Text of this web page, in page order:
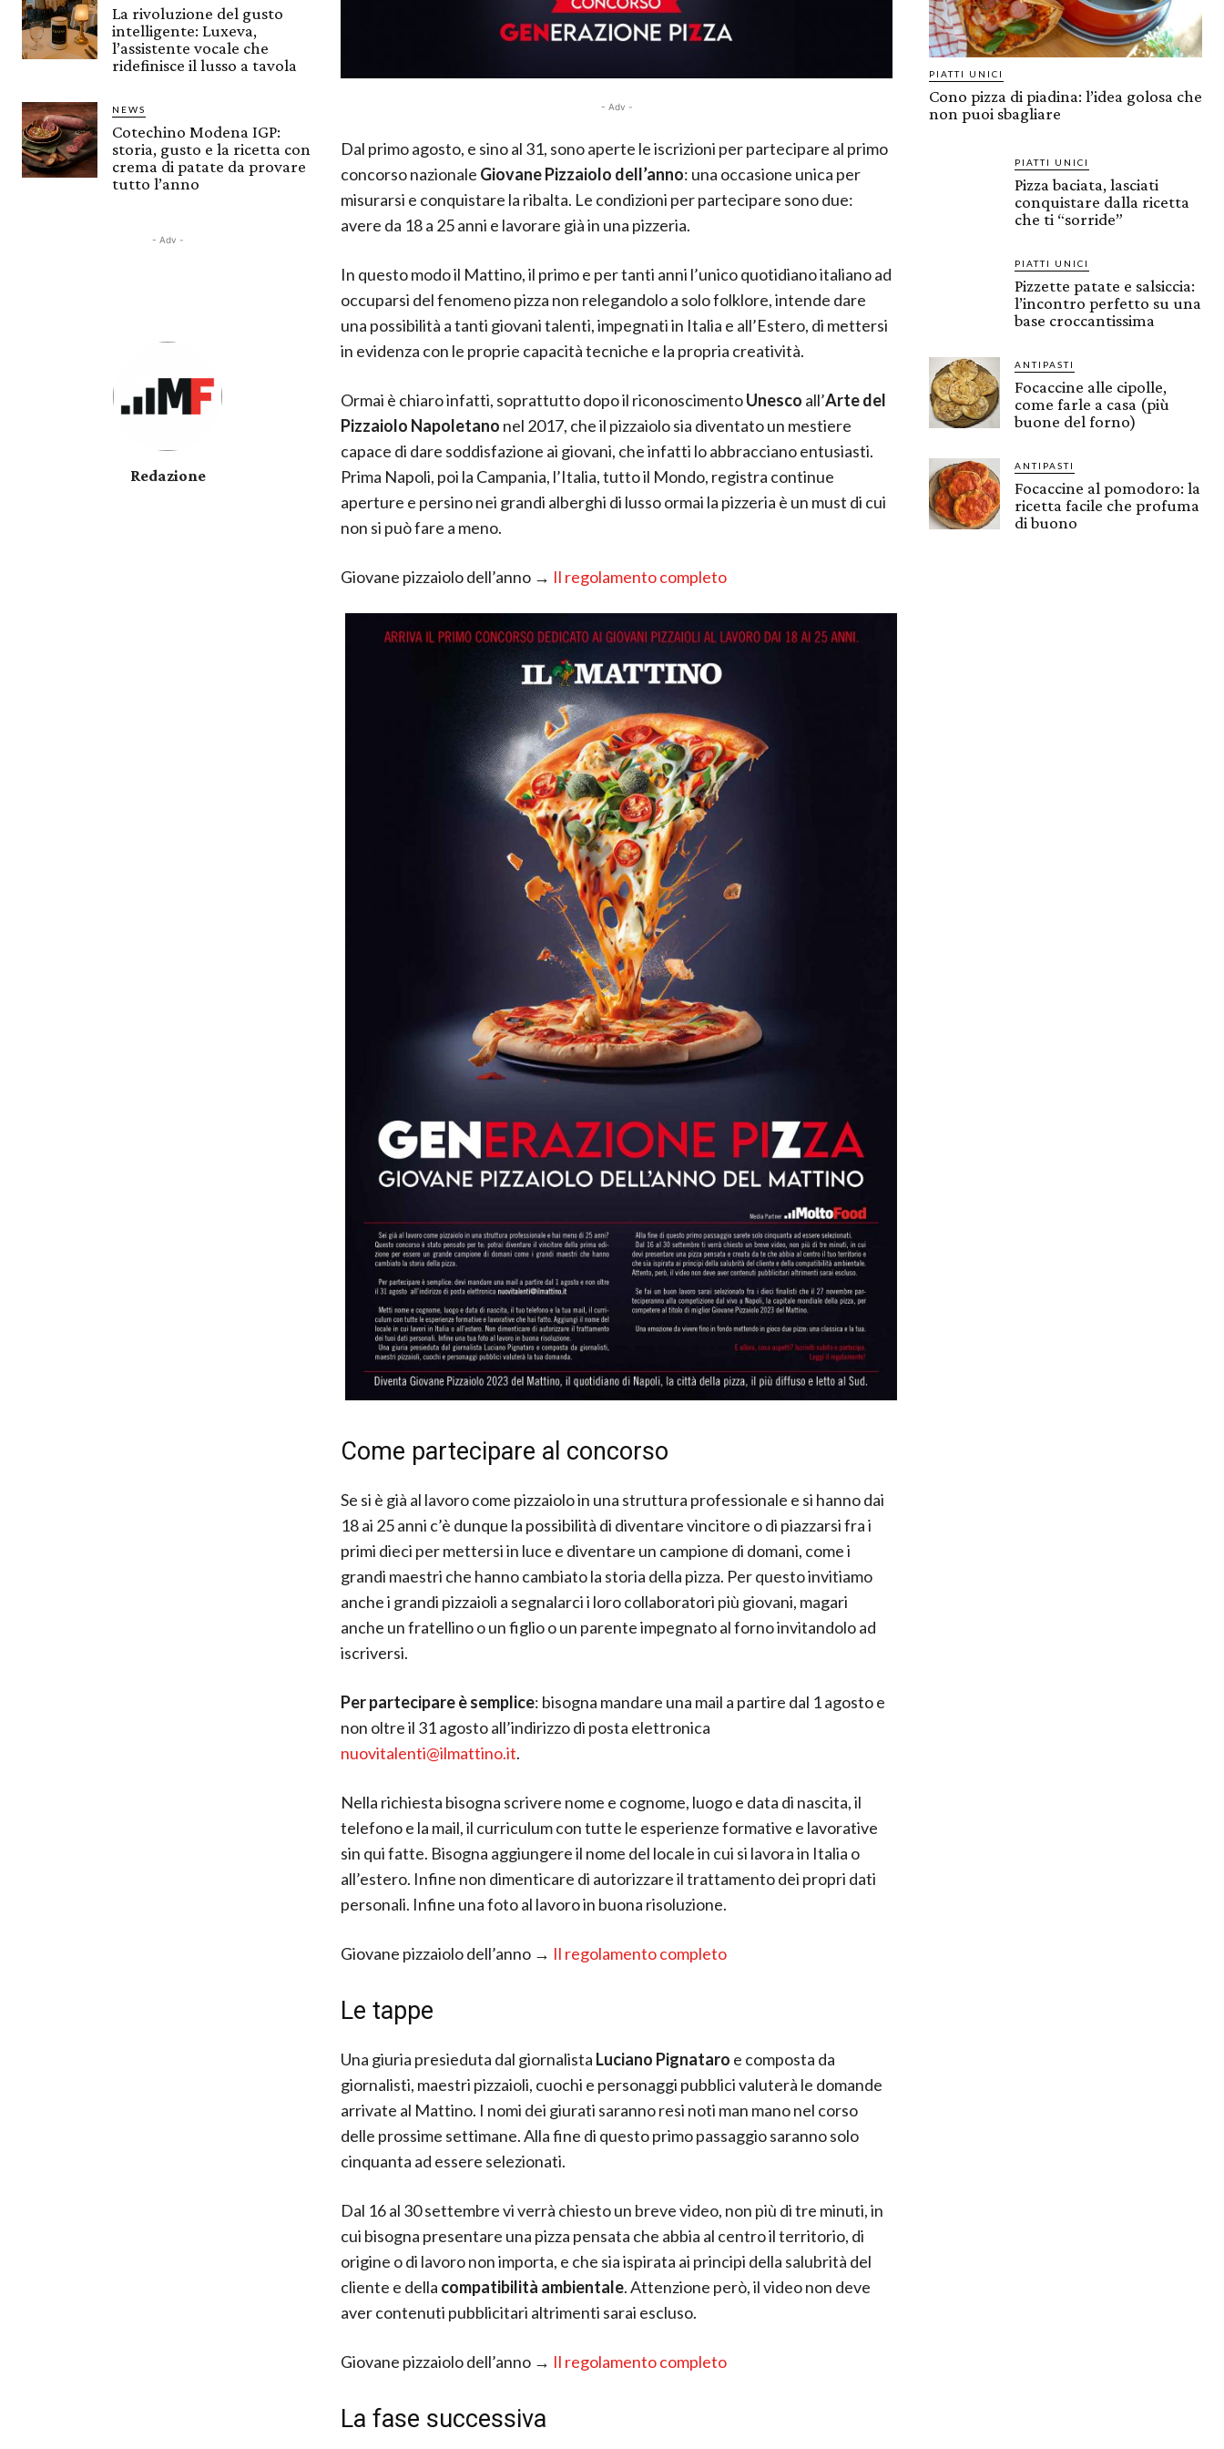
La rivoluzione del gusto
intelligente: Luxeva,
l’assistente vocale che
ridefinisce il lusso a tavola
NEWS
Cotechino Modena IGP:
storia, gusto e la ricetta con
crema di patate da provare
tutto l’anno
- Adv -
Redazione
- Adv -
Dal primo agosto, e sino al 31, sono aperte le iscrizioni per partecipare al primo
concorso nazionale Giovane Pizzaiolo dell’anno: una occasione unica per
misurarsi e conquistare la ribalta. Le condizioni per partecipare sono due:
avere da 18 a 25 anni e lavorare già in una pizzeria.
In questo modo il Mattino, il primo e per tanti anni l’unico quotidiano italiano ad
occuparsi del fenomeno pizza non relegandolo a solo folklore, intende dare
una possibilità a tanti giovani talenti, impegnati in Italia e all’Estero, di mettersi
in evidenza con le proprie capacità tecniche e la propria creatività.
Ormai è chiaro infatti, soprattutto dopo il riconoscimentoUnesco all’Arte del
Pizzaiolo Napoletano nel 2017, che il pizzaiolo sia diventato un mestiere
capace di dare soddisfazione ai giovani, che infatti lo abbracciano entusiasti.
Prima Napoli, poi la Campania, l’Italia, tutto il Mondo, registra continue
aperture e persino nei grandi alberghi di lusso ormai la pizzeria è un must di cui
non si può fare a meno.
Giovane pizzaiolo dell’anno → Il regolamento completo
Come partecipare al concorso
Se si è già al lavoro come pizzaiolo in una struttura professionale e si hanno dai
18 ai 25 anni c’è dunque la possibilità di diventare vincitore o di piazzarsi fra i
primi dieci per mettersi in luce e diventare un campione di domani, come i
grandi maestri che hanno cambiato la storia della pizza. Per questo invitiamo
anche i grandi pizzaioli a segnalarci i loro collaboratori più giovani, magari
anche un fratellino o un figlio o un parente impegnato al forno invitandolo ad
iscriversi.
Per partecipare è semplice: bisogna mandare una mail a partire dal 1 agosto e
non oltre il 31 agosto all’indirizzo di posta elettronica
nuovitalenti@ilmattino.it.
Nella richiesta bisogna scrivere nome e cognome, luogo e data di nascita, il
telefono e la mail, il curriculum con tutte le esperienze formative e lavorative
sin qui fatte. Bisogna aggiungere il nome del locale in cui si lavora in Italia o
all’estero. Infine non dimenticare di autorizzare il trattamento dei propri dati
personali. Infine una foto al lavoro in buona risoluzione.
Giovane pizzaiolo dell’anno → Il regolamento completo
Le tappe
Una giuria presieduta dal giornalista Luciano Pignataro e composta da
giornalisti, maestri pizzaioli, cuochi e personaggi pubblici valuterà le domande
arrivate al Mattino. I nomi dei giurati saranno resi noti man mano nel corso
delle prossime settimane. Alla fine di questo primo passaggio saranno solo
cinquanta ad essere selezionati.
Dal 16 al 30 settembre vi verrà chiesto un breve video, non più di tre minuti, in
cui bisogna presentare una pizza pensata che abbia al centro il territorio, di
origine o di lavoro non importa, e che sia ispirata ai principi della salubrità del
cliente e della compatibilità ambientale. Attenzione però, il video non deve
aver contenuti pubblicitari altrimenti sarai escluso.
Giovane pizzaiolo dell’anno → Il regolamento completo
La fase successiva
PIATTI UNICI
Cono pizza di piadina: l’idea golosa che
non puoi sbagliare
PIATTI UNICI
Pizza baciata, lasciati
conquistare dalla ricetta
che ti “sorride”
PIATTI UNICI
Pizzette patate e salsiccia:
l’incontro perfetto su una
base croccantissima
ANTIPASTI
Focaccine alle cipolle,
come farle a casa (più
buone del forno)
ANTIPASTI
Focaccine al pomodoro: la
ricetta facile che profuma
di buono